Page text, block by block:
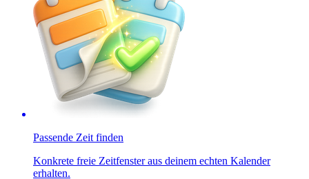
Passende Zeit finden
Konkrete freie Zeitfenster aus deinem echten Kalender
erhalten.